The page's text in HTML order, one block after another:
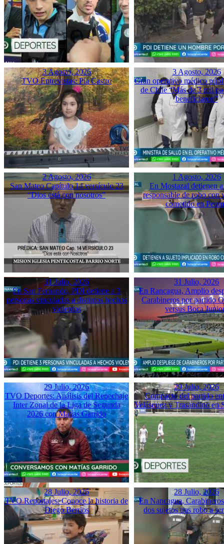
3 Agosto, 2026
TVO Entrevistas: Pía Castro
3 Agosto, 2026
Gran operativo médico
de Chile “Más de 3 mil
beneficiaron”
2 Agosto, 2026
San Mateo Capítulo 14 versículo 23
“Dios está con nosotros”
1 Agosto, 2026
En Mostazal detienen
responsable de robo con
cometido en
31 Julio, 2026
En San Fernando, PDI detiene a 3
personas vinculadas a distintos hechos
violentos
31 Julio, 2026
En Rancagua, Amplio
Carabineros por partido
versus Boca
29 Julio, 2026
TVO Deportes: Análisis del Repechaje
Inter Zonal de la Liga de Segunda
2026 con Matías Garrido
29 Julio, 2026
Compacto del partido
Velásquez y Trasandino en
28 Julio, 2026
TVO Reportajes: Conoce la historia de
Diego Berrios
28 Julio, 2026
En Nancagua,
dos sujetos tras robo a